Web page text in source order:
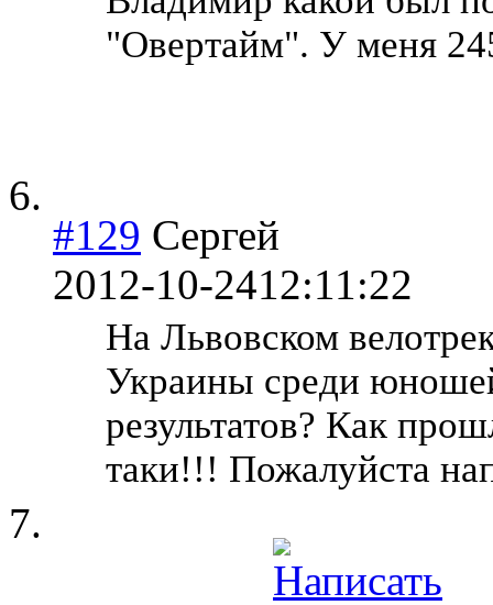
"Овертайм". У меня
#129 Сергей
2012-10-2412:11:22
На Львовском
Украины среди
результатов? Как
таки!!! Пожалуйста